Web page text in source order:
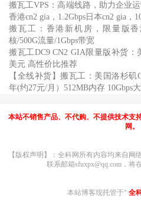
搬瓦工VPS：高端线路，助力企业运
香港cn2 gia，1.2Gbps日本cn2 gia，
搬瓦工：香港新机房，限量版香
核/500G流量/1Gbps带宽
搬瓦工DC9 CN2 GIA限量版补货
美元 高性价比推荐
【全线补货】搬瓦工：美国洛杉矶
年(约27元/月）512MB内存 10Gbps
本站不销售产品、不代购、不提供技术支
网。
【版权声明】：全科网所有内容均来自
联系邮箱sfuxpx@qq.com，将
本站博客现托管于“ 全